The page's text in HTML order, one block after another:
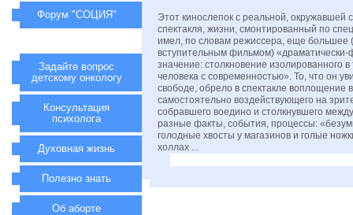
Этот кинослепок с реальной, окружавшей
спектакля, жизни, смонтированный по
имел, по словам режиссера, еще большее
вступительным фильмом) «драматически-
значение: столкновение изолированного
человека с современностью». То, что он
свободе, обрело в спектакле воплощение
самостоятельно воздействующего на
собравшего воедино и столкнувшего
разные факты, события, процессы:
голодные хвосты у магазинов и голые
холлах ...
Форум "СОЦИЯ"
Задайте вопрос
детскому онкологу
Консультация
психолога
Духовная жизнь
Полезно знать
Об аборте